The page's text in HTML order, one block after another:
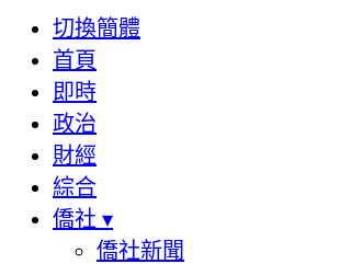
切換簡體
首頁
即時
政治
財經
綜合
僑社 ▾
僑社新聞